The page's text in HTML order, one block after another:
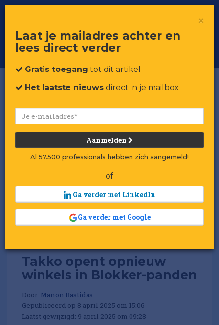
Voor professionals in retail & brands
Toggle
Takko opent opnieuw
winkels in Blokker-panden
Door: Manon Bastidas
Gepubliceerd op 8 april 2025 om 15:06
Laatst gewijzigd: 9 april 2025 om 09:28
×
Laat je mailadres achter en
lees direct verder
Gratis toegang tot dit artikel
Het laatste nieuws direct in je mailbox
Aanmelden
Al 57.500 professionals hebben zich aangemeld!
of
Ga verder met LinkedIn
Ga verder met Google